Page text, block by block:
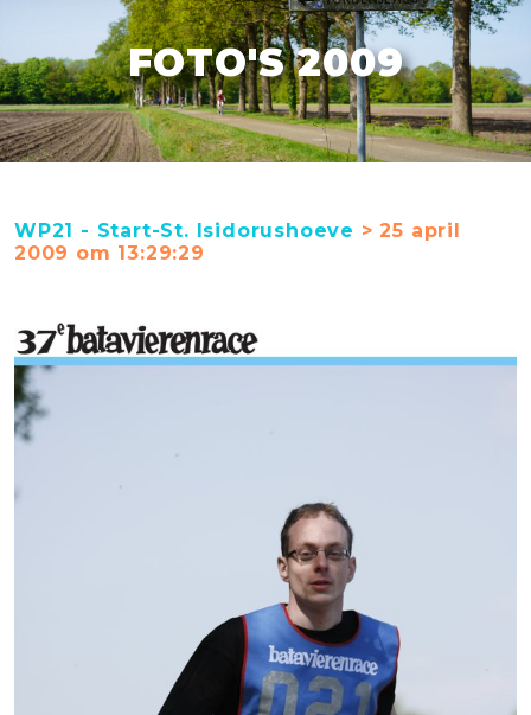
FOTO'S 2009
WP21 - Start-St. Isidorushoeve > 25 april
2009 om 13:29:29